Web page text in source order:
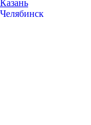
Казань
Челябинск